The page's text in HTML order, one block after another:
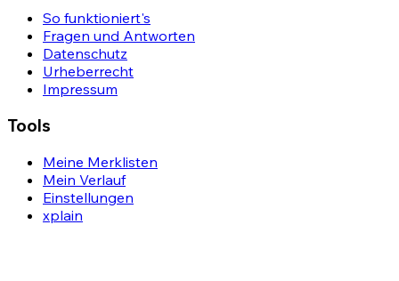
So funktioniert's
Fragen und Antworten
Datenschutz
Urheberrecht
Impressum
Tools
Meine Merklisten
Mein Verlauf
Einstellungen
xplain